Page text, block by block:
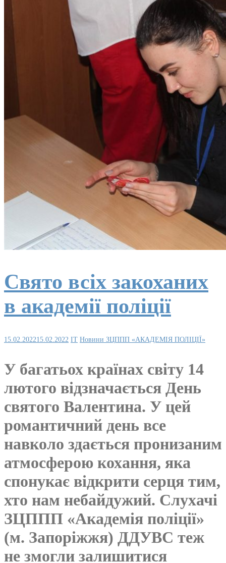
Свято всіх закоханих
в академії поліції
15.02.202215.02.2022 IT Новини ЗЦППП «АКАДЕМІЯ ПОЛІЦІЇ»
У багатьох країнах світу 14
лютого відзначається День
святого Валентина. У цей
романтичний день все
навколо здається пронизаним
атмосферою кохання, яка
спонукає відкрити серця тим,
хто нам небайдужий. Слухачі
ЗЦППП «Академія поліції»
(м. Запоріжжя) ДДУВС теж
не змогли залишитися